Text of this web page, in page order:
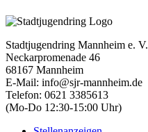
Stadtjugendring Mannheim e. V.
Neckarpromenade 46
68167 Mannheim
E-Mail: info@sjr-mannheim.de
Telefon: 0621 3385613
(Mo-Do 12:30-15:00 Uhr)